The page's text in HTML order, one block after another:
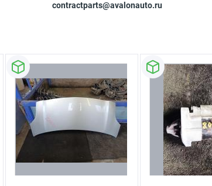
contractparts@avalonauto.ru